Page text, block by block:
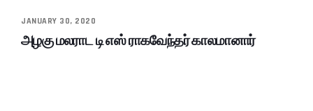
JANUARY 30, 2020
அழகு மலராட டி எஸ் ராகவேந்தர் காலமானார்